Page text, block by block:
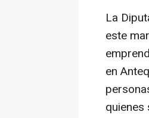
La
este
en